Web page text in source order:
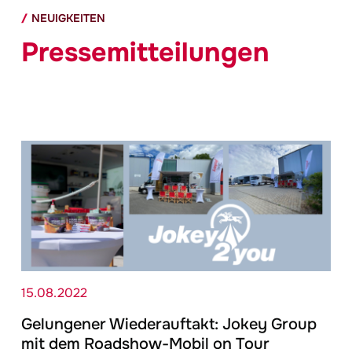
NEUIGKEITEN
Pressemitteilungen
15.08.2022
Gelungener Wiederauftakt: Jokey Group
mit dem Roadshow-Mobil on Tour